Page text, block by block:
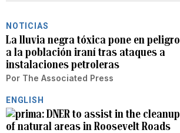
NOTICIAS
La lluvia negra tóxica pone en peligro
a la población iraní tras ataques a
instalaciones petroleras
Por The Associated Press
ENGLISH
DNER to assist in the cleanup
of natural areas in Roosevelt Roads